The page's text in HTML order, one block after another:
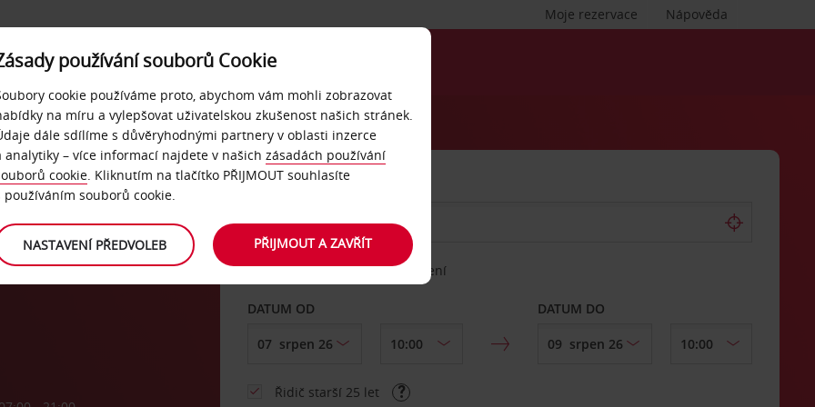
Nápověda
Moje rezervace
NAŠE SLUŽBY FIREMNÍ ZÁKAZNÍCI
Vyberte si jiné místo vrácení
DATUM OD DATUM DO
Řidič starší 25 let
používání souborů Cookie
cookie používáme proto, abychom vám mohli zobrazovat
na míru a vylepšovat uživatelskou zkušenost našich stránek.
dále sdílíme s důvěryhodnými partnery v oblasti inzerce
analytiky – více informací najdete v našich zásadách používání
cookie. Kliknutím na tlačítko PŘIJMOUT souhlasíte
používáním souborů cookie.
NASTAVENÍ PŘEDVOLEB PŘIJMOUT A ZAVŘÍT